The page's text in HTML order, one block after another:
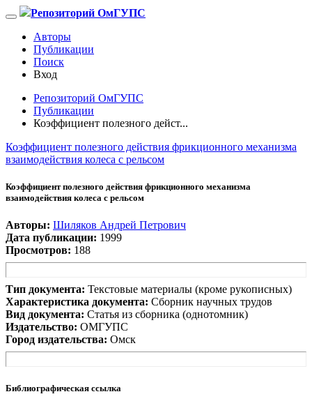
Репозиторий ОмГУПС
Авторы
Публикации
Поиск
Вход
Репозиторий ОмГУПС
Публикации
Коэффициент полезного дейст...
Коэффициент полезного действия фрикционного механизма
взаимодействия колеса с рельсом
Коэффициент полезного действия фрикционного механизма
взаимодействия колеса с рельсом
Авторы: Шиляков Андрей Петрович
Дата публикации: 1999
Просмотров: 188
Тип документа: Текстовые материалы (кроме рукописных)
Характеристика документа: Сборник научных трудов
Вид документа: Статья из сборника (однотомник)
Издательство: ОМГУПС
Город издательства: Омск
Библиографическая ссылка